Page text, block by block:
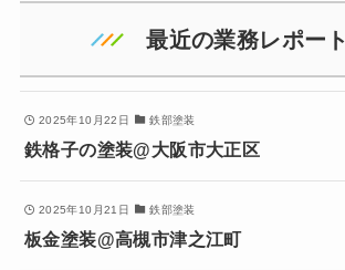
最近の業務レポート
2025年10月22日 鉄部塗装
鉄格子の塗装@大阪市大正区
2025年10月21日 鉄部塗装
板金塗装@高槻市津之江町